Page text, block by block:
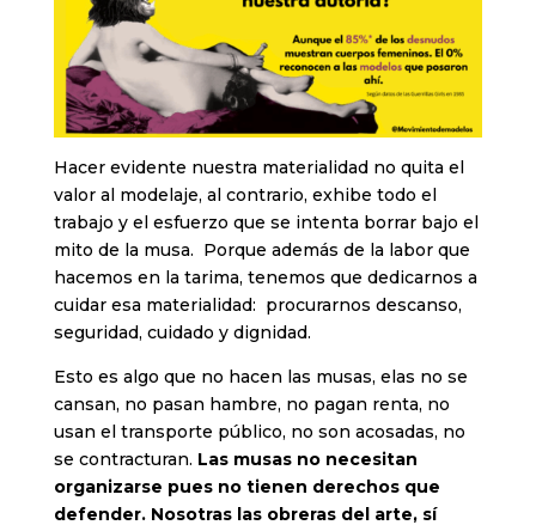
Hacer evidente nuestra materialidad no quita el
valor al modelaje, al contrario, exhibe todo el
trabajo y el esfuerzo que se intenta borrar bajo el
mito de la musa. Porque además de la labor que
hacemos en la tarima, tenemos que dedicarnos a
cuidar esa materialidad: procurarnos descanso,
seguridad, cuidado y dignidad.
Esto es algo que no hacen las musas, elas no se
cansan, no pasan hambre, no pagan renta, no
usan el transporte público, no son acosadas, no
se contracturan. Las musas no necesitan
organizarse pues no tienen derechos que
defender. Nosotras las obreras del arte, sí